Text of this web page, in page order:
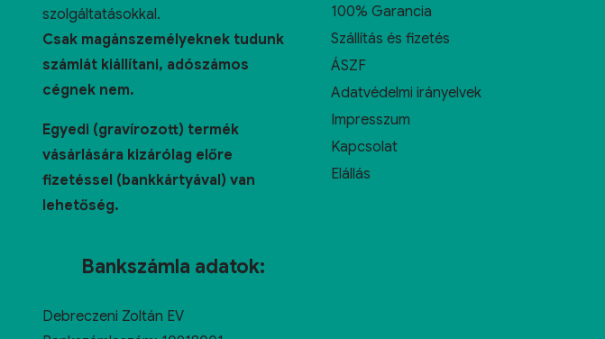
szolgáltatásokkal.
Csak magánszemélyeknek tudunk
számlát kiállítani, adószámos
cégnek nem.
Egyedi (gravírozott) termék
vásárlására kizárólag előre
fizetéssel (bankkártyával) van
lehetőség.
Bankszámla adatok:
Debreczeni Zoltán EV
100% Garancia
Szállítás és fizetés
ÁSZF
Adatvédelmi irányelvek
Impresszum
Kapcsolat
Elállás